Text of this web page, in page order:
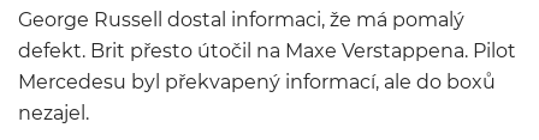
George Russell dostal informaci, že má pomalý
defekt. Brit přesto útočil na Maxe Verstappena. Pilot
Mercedesu byl překvapený informací, ale do boxů
nezajel.